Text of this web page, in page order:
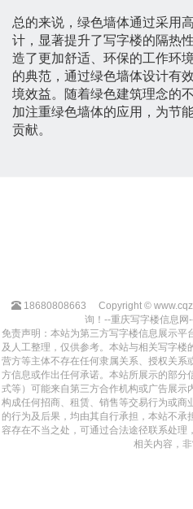
总的来说，绿色墙体通过采用
计，显著提升了写字楼的隔热
造了更加舒适、环保的工作环
的典范，通过绿色墙体设计有
境效益。随着绿色建筑理念的
加注重绿色墙体的应用，为节
贡献。
18680808663
Copyright ©
询！--重庆写字楼信息
免责声明：本站为第三方写字楼信息展示平
及人工整理，仅供参考。本站与相关写字
营方等主体不存在任何隶属关系、授权关系
方信息或作出任何承诺。本站所展示的部分
式等）可能来自第三方合作机构或广告展示
构成任何招商、租赁、销售等交易行为或商
的行为及后果，均由其自行承担，本站不
容存在不当之处，可通过合法途径联系处理
相关内容，非